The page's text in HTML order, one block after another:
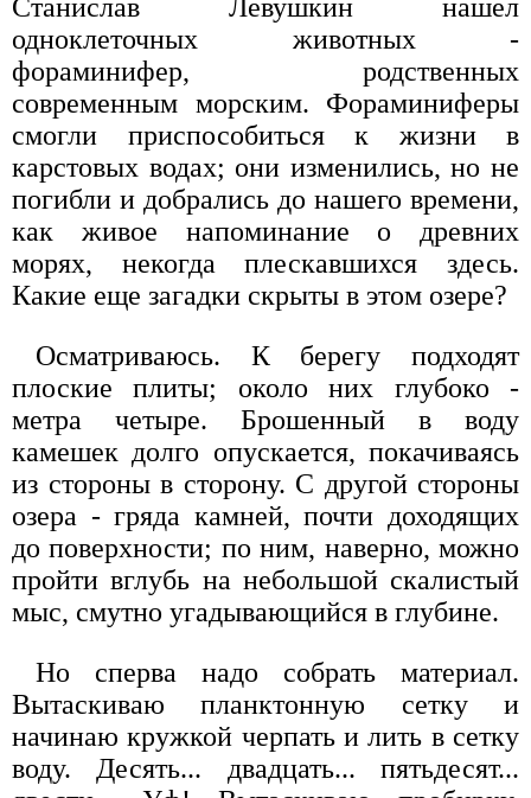
Станислав Левушкин нашел
одноклеточных животных -
фораминифер, родственных
современным морским. Фораминиферы
смогли приспособиться к жизни в
карстовых водах; они изменились, но не
погибли и добрались до нашего времени,
как живое напоминание о древних
морях, некогда плескавшихся здесь.
Какие еще загадки скрыты в этом озере?
Осматриваюсь. К берегу подходят
плоские плиты; около них глубоко -
метра четыре. Брошенный в воду
камешек долго опускается, покачиваясь
из стороны в сторону. С другой стороны
озера - гряда камней, почти доходящих
до поверхности; по ним, наверно, можно
пройти вглубь на небольшой скалистый
мыс, смутно угадывающийся в глубине.
Но сперва надо собрать материал.
Вытаскиваю планктонную сетку и
начинаю кружкой черпать и лить в сетку
воду. Десять... двадцать... пятьдесят...